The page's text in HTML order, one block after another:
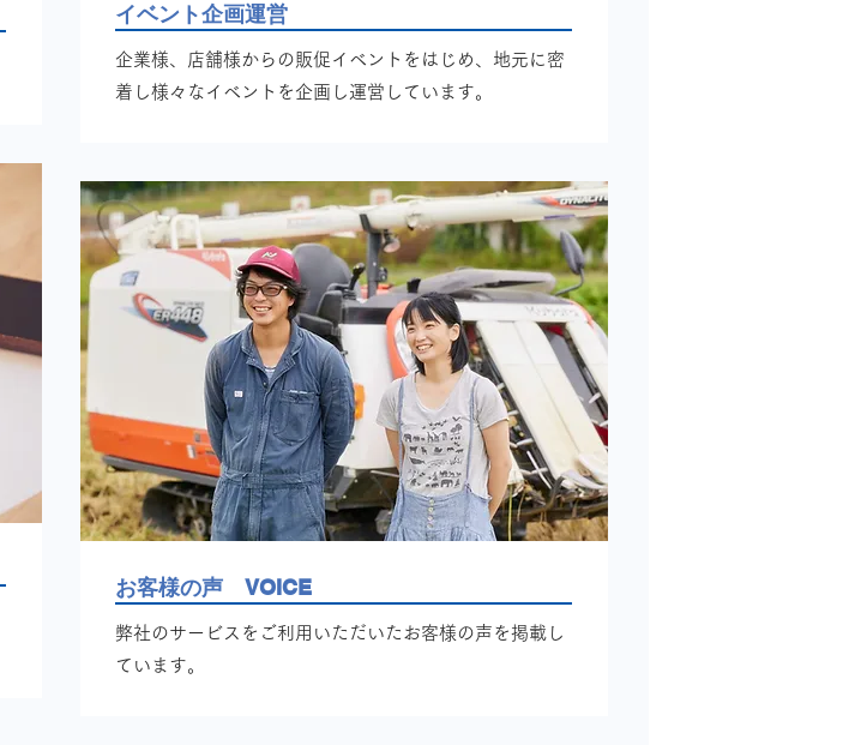
イベント企画運営
企業様、店舗様からの販促イベントをはじめ、地元に密
着し様々なイベントを企画し運営しています。
お客様の声 VOICE
弊社のサービスをご利用いただいたお客様の声を掲載し
ています。